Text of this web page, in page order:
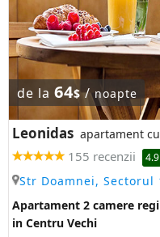
de la 64$/noapte
Leonidas apartament
155 recenzii 4.9
Str Doamnei, Sectorul
Apartament 2 camere
in Centru Vechi